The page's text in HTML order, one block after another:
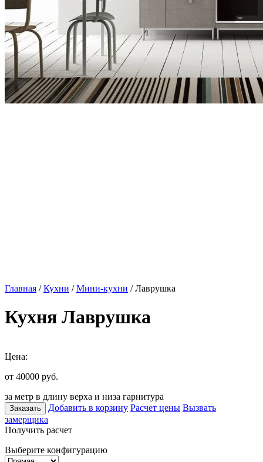
Главная /Кухни /Мини-кухни / Лаврушка
Кухня Лаврушка
Цена:
от 40000 руб.
за метр в длину верха и низа гарнитура
Заказать Добавить в корзину Расчет цены Вызвать
замерщика
Получить расчет
Выберите конфигурацию